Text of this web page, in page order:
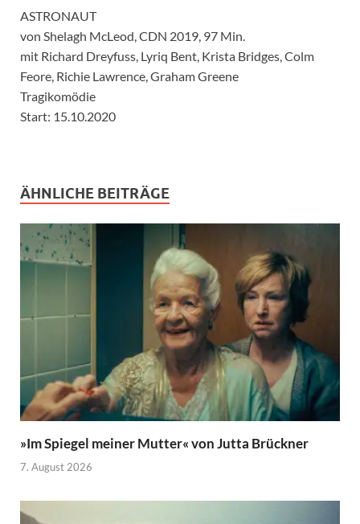
ASTRONAUT
von Shelagh McLeod, CDN 2019, 97 Min.
mit Richard Dreyfuss, Lyriq Bent, Krista Bridges, Colm
Feore, Richie Lawrence, Graham Greene
Tragikomödie
Start: 15.10.2020
ÄHNLICHE BEITRÄGE
»Im Spiegel meiner Mutter« von Jutta Brückner
7. August 2026